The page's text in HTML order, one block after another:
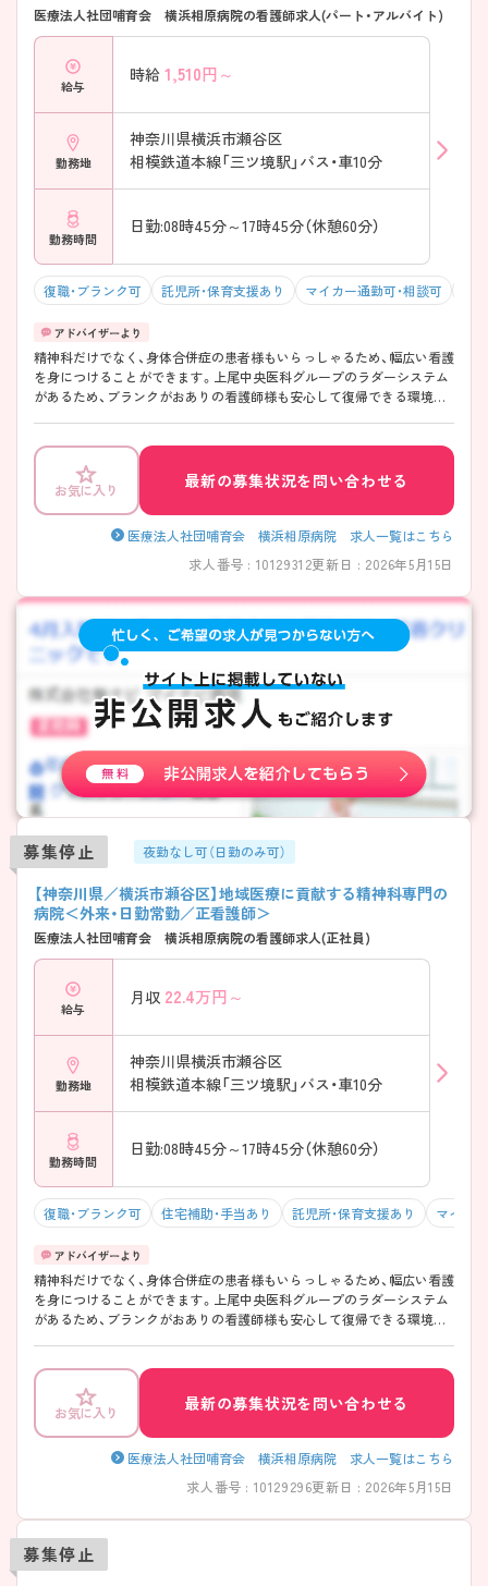
医療法人社団哺育会 横浜相原病院の看護師求人(パート・アルバイト)
給与
時給 1,510円～
勤務地
神奈川県横浜市瀬谷区
相模鉄道本線「三ツ境駅」バス・車10分
勤務時間
日勤:08時45分～17時45分（休憩60分）
復職・ブランク可 託児所・保育支援あり マイカー通勤可・相談可
精神科だけでなく、身体合併症の患者様もいらっしゃるため、幅広い看護
を身につけることができます。上尾中央医科グループのラダーシステム
があるため、ブランクがおありの看護師様も安心して復帰できる環境が
お気に入り 最新の募集状況を問い合わせる
医療法人社団哺育会 横浜相原病院 求人一覧はこちら
求人番号 : 10129312更新日 : 2026年5月15日
募集停止 夜勤なし可（日勤のみ可）
【神奈川県／横浜市瀬谷区】地域医療に貢献する精神科専門の
病院＜外来・日勤常勤／正看護師＞
医療法人社団哺育会 横浜相原病院の看護師求人(正社員)
給与
月収 22.4万円～
勤務地
神奈川県横浜市瀬谷区
相模鉄道本線「三ツ境駅」バス・車10分
勤務時間
日勤:08時45分～17時45分（休憩60分）
復職・ブランク可 住宅補助・手当あり 託児所・保育支援あり マイカ
精神科だけでなく、身体合併症の患者様もいらっしゃるため、幅広い看護
を身につけることができます。上尾中央医科グループのラダーシステム
があるため、ブランクがおありの看護師様も安心して復帰できる環境が
お気に入り 最新の募集状況を問い合わせる
医療法人社団哺育会 横浜相原病院 求人一覧はこちら
求人番号 : 10129296更新日 : 2026年5月15日
募集停止